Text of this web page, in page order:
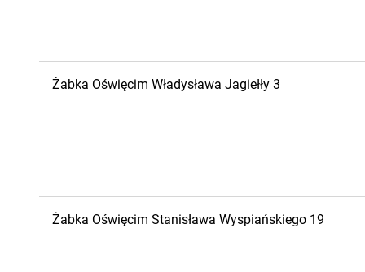
Żabka Oświęcim Władysława Jagiełły 3
Żabka Oświęcim Stanisława Wyspiańskiego 19